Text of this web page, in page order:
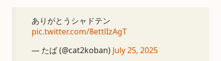
ありがとうシャドテン
pic.twitter.com/8ettlIzAgT
— たば (@cat2koban) July 25, 2025